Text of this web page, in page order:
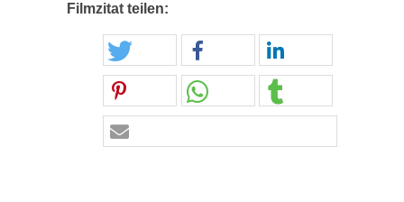
Filmzitat teilen: